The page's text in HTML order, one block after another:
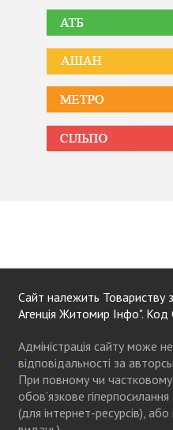
Сайт належить Товариству
Агенція Житомир Інфо".
Адміністрація сайту може
відповідальності за
При повному чи
обов’язкове гіперпосилання
(для інтернет-ресурсів),